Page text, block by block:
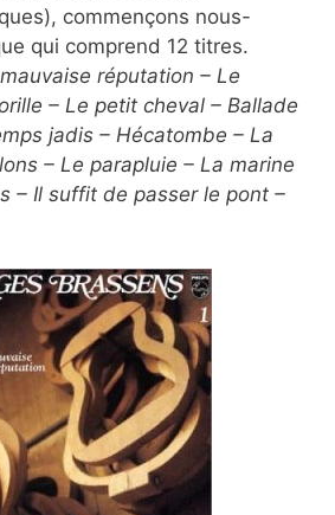
commençons nous-
qui comprend 12 titres.
réputation – Le
– Le petit cheval – Ballade
jadis – Hécatombe – La
– Le parapluie – La marine
– Il suffit de passer le pont –